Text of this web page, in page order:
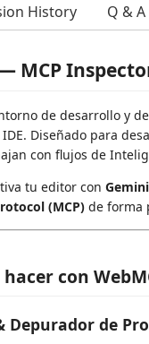
History Q & A
MCP
de desarrollo y
Diseñado para
con flujos de
tu editor con Gemini
(MCP) de forma
hacer con
Depurador de